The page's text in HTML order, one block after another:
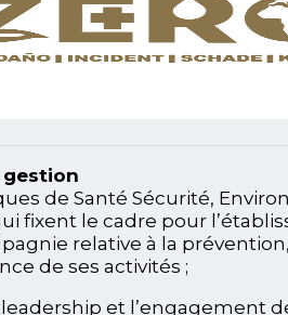
gestion
de Santé Sécurité,
fixent le cadre pour
relative à la
de ses activités ;
leadership et l’engagement